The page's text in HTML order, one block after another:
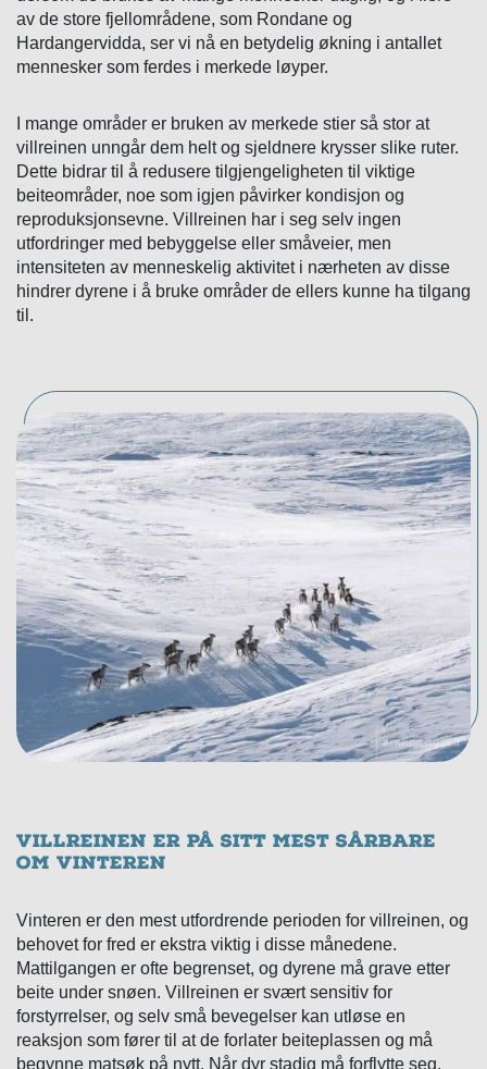
av de store fjellområdene, som Rondane og
Hardangervidda, ser vi nå en betydelig økning i antallet
mennesker som ferdes i merkede løyper.
I mange områder er bruken av merkede stier så stor at
villreinen unngår dem helt og sjeldnere krysser slike ruter.
Dette bidrar til å redusere tilgjengeligheten til viktige
beiteområder, noe som igjen påvirker kondisjon og
reproduksjonsevne. Villreinen har i seg selv ingen
utfordringer med bebyggelse eller småveier, men
intensiteten av menneskelig aktivitet i nærheten av disse
hindrer dyrene i å bruke områder de ellers kunne ha tilgang
til.
Villreinen er på sitt mest sårbare
om vinteren
Vinteren er den mest utfordrende perioden for villreinen, og
behovet for fred er ekstra viktig i disse månedene.
Mattilgangen er ofte begrenset, og dyrene må grave etter
beite under snøen. Villreinen er svært sensitiv for
forstyrrelser, og selv små bevegelser kan utløse en
reaksjon som fører til at de forlater beiteplassen og må
begynne matsøk på nytt. Når dyr stadig må forflytte seg,